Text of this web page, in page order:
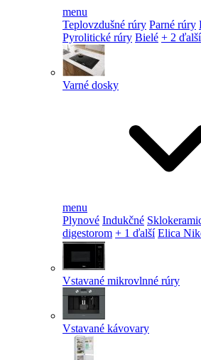
menu
Teplovzdušné rúry Parné rúry
Pyrolitické rúry Bielé + 2 ďalší
Varné dosky
menu
Plynové Indukčné
digestorom + 1 ďalší Elica
Vstavané mikrovlnné rúry
Vstavané kávovary